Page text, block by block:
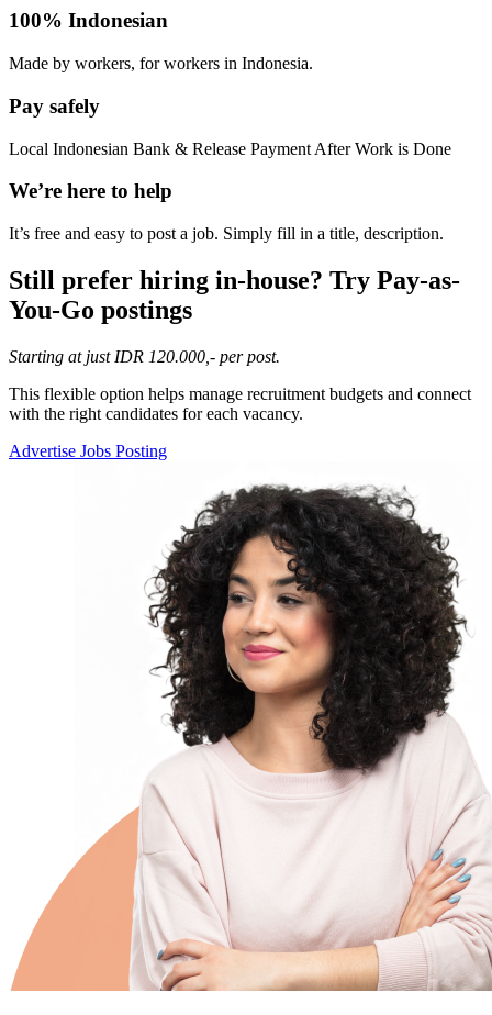
100% Indonesian
Made by workers, for workers in Indonesia.
Pay safely
Local Indonesian Bank & Release Payment After Work is Done
We’re here to help
It’s free and easy to post a job. Simply fill in a title, description.
Still prefer hiring in-house? Try Pay-as-
You-Go postings​
Starting at just IDR 120.000,- per post.
This flexible option helps manage recruitment budgets and connect
with the right candidates for each vacancy.
Advertise Jobs Posting